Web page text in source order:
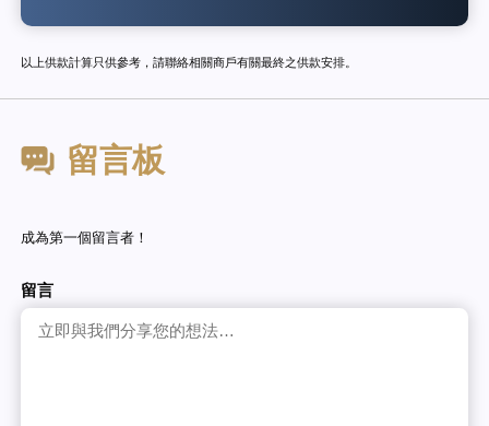
以上供款計算只供參考，請聯絡相關商戶有關最終之供款安排。
留言板
成為第一個留言者！
留言